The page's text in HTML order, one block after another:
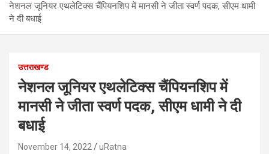
t
नेशनल जूनियर एथलेटिक्स चैंपियनशिप में मानसी ने जीता स्वर्ण पदक, सीएम धामी
ने दी बधाई
उत्तराखण्ड
नेशनल जूनियर एथलेटिक्स चैंपियनशिप में
मानसी ने जीता स्वर्ण पदक, सीएम धामी ने दी
बधाई
November 14, 2022 uRatna